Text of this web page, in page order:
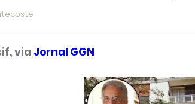
via Jornal GGN